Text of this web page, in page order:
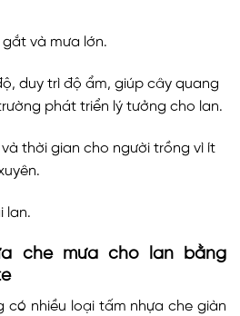
và mưa lớn.
duy trì độ ẩm, giúp cây quang
phát triển lý tưởng cho lan.
thời gian cho người trồng vì ít
lan.
che mưa cho lan bằng
có nhiều loại tấm nhựa che giàn